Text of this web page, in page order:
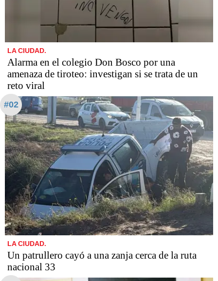
LA CIUDAD.
Alarma en el colegio Don Bosco por una
amenaza de tiroteo: investigan si se trata de un
reto viral
#02
LA CIUDAD.
Un patrullero cayó a una zanja cerca de la ruta
nacional 33